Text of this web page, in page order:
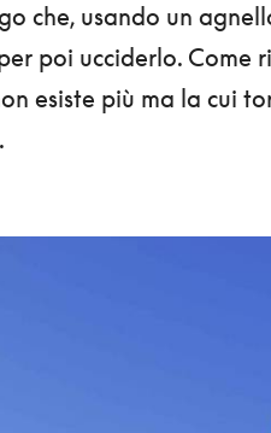
che, usando un
poi ucciderlo. Come
esiste più ma la cui